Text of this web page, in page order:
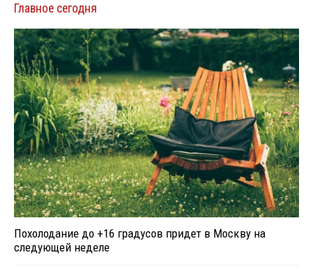
Главное сегодня
Похолодание до +16 градусов придет в Москву на
следующей неделе